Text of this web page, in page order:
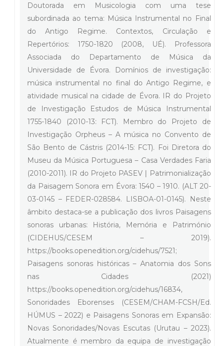
Doutorada em Musicologia com uma tese
subordinada ao tema: Música Instrumental no Final
do Antigo Regime. Contextos, Circulação e
Repertórios: 1750-1820 (2008, UÉ). Professora
Associada do Departamento de Música da
Universidade de Évora. Domínios de investigação:
música instrumental no final do Antigo Regime, e
atividade musical na cidade de Évora. IR do Projeto
de Investigação Estudos de Música Instrumental
1755-1840 (2010-13: FCT). Membro do Projeto de
Investigação Orpheus – A música no Convento de
São Bento de Cástris (2014-15: FCT). Foi Diretora do
Museu da Música Portuguesa – Casa Verdades Faria
(2010-2011). IR do Projeto PASEV | Patrimonialização
da Paisagem Sonora em Évora: 1540 – 1910. (ALT 20-
03-0145 – FEDER-028584. LISBOA-01-0145). Neste
âmbito destaca-se a publicação dos livros Paisagens
sonoras urbanas: História, Memória e Património
(CIDEHUS/CESEM – 2019).
https://books.openedition.org/cidehus/7521;
Paisagens sonoras históricas – Anatomia dos Sons
nas Cidades (2021)
https://books.openedition.org/cidehus/16834,
Sonoridades Eborenses (CESEM/CHAM-FCSH/Ed.
HÚMUS – 2022) e Paisagens Sonoras em Expansão:
Novas Sonoridades/Novas Escutas (Urutau – 2023).
Atualmente é membro da equipa de investigação